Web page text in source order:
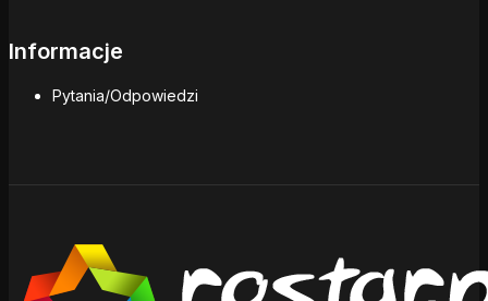
Informacje
Pytania/Odpowiedzi